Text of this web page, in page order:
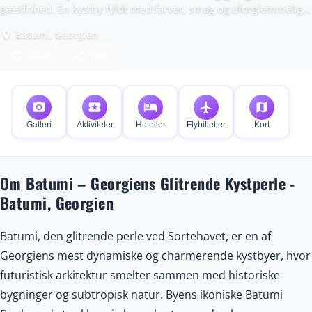
gæstfrihed. En kystby fyldt med farver, smag og uforglemmelige
place Batumi, Georgien
photo_camera
Galleri
local_activity
Aktiviteter
hotel
Hoteller
flight
Flybilletter
map
Kort
Om Batumi – Georgiens Glitrende Kystperle -
Batumi, Georgien
Batumi, den glitrende perle ved Sortehavet, er en af
Georgiens mest dynamiske og charmerende kystbyer, hvor
futuristisk arkitektur smelter sammen med historiske
bygninger og subtropisk natur. Byens ikoniske Batumi